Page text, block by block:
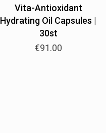
Vita-Antioxidant
Hydrating Oil Capsules |
30st
€91.00